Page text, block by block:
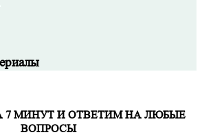
7 МИНУТ И ОТВЕТИМ НА ЛЮБЫЕ
ВОПРОСЫ